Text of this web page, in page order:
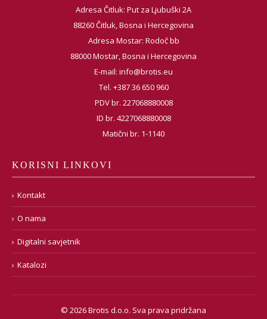
Adresa Čitluk: Put za Ljubuški 2A
88260 Čitluk, Bosna i Hercegovina
Adresa Mostar: Rodoč bb
88000 Mostar, Bosna i Hercegovina
E-mail: info@brotis.eu
Tel. +387 36 650 960
PDV br. 227068880008
ID br. 4227068880008
Matični br. 1-1140
KORISNI LINKOVI
Kontakt
O nama
Digitalni savjetnik
Katalozi
© 2026 Brotis d.o.o. Sva prava pridržana